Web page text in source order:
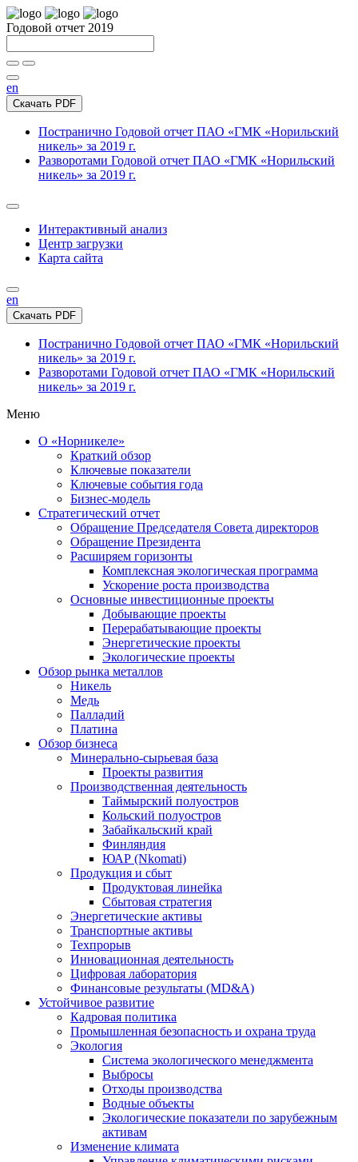
Годовой отчет 2019
en
Скачать PDF
Постранично Годовой отчет ПАО «ГМК «Норильский
никель» за 2019 г.
Разворотами Годовой отчет ПАО «ГМК «Норильский
никель» за 2019 г.
Интерактивный анализ
Центр загрузки
Карта сайта
en
Скачать PDF
Постранично Годовой отчет ПАО «ГМК «Норильский
никель» за 2019 г.
Разворотами Годовой отчет ПАО «ГМК «Норильский
никель» за 2019 г.
Меню
О «Норникеле»
Краткий обзор
Ключевые показатели
Ключевые события года
Бизнес-модель
Стратегический отчет
Обращение Председателя Совета директоров
Обращение Президента
Расширяем горизонты
Комплексная экологическая программа
Ускорение роста производства
Основные инвестиционные проекты
Добывающие проекты
Перерабатывающие проекты
Энергетические проекты
Экологические проекты
Обзор рынка металлов
Никель
Медь
Палладий
Платина
Обзор бизнеса
Минерально-сырьевая база
Проекты развития
Производственная деятельность
Таймырский полуостров
Кольский полуостров
Забайкальский край
Финляндия
ЮАР (Nkomati)
Продукция и сбыт
Продуктовая линейка
Сбытовая стратегия
Энергетические активы
Транспортные активы
Техпрорыв
Инновационная деятельность
Цифровая лаборатория
Финансовые результаты (MD&A)
Устойчивое развитие
Кадровая политика
Промышленная безопасность и охрана труда
Экология
Система экологического менеджмента
Выбросы
Отходы производства
Водные объекты
Экологические показатели по зарубежным
активам
Изменение климата